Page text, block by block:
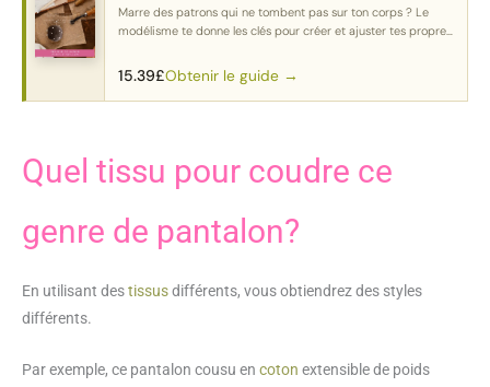
Marre des patrons qui ne tombent pas sur ton corps ? Le
modélisme te donne les clés pour créer et ajuster tes propres
15.39£Obtenir le guide →
Quel tissu pour coudre ce
genre de pantalon?
En utilisant destissusdifférents, vous obtiendrez des styles
différents.
Par exemple, ce pantalon cousu en coton extensible de poids